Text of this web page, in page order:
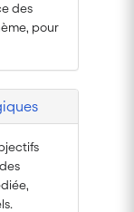
des
pour